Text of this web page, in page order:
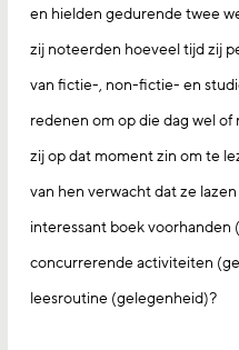
en hielden gedurende twee
zij noteerden hoeveel tijd zij
van fictie-, non-fictie- en
redenen om op die dag wel
zij op dat moment zin om te
van hen verwacht dat ze
interessant boek voorhanden
concurrerende activiteiten
leesroutine (gelegenheid)?